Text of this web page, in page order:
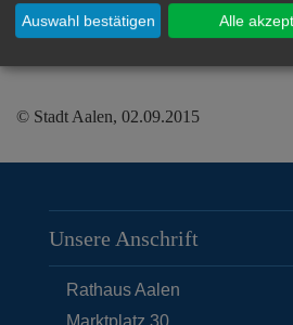
Landratsamt Ostalb
© Stadt Aalen, 02.09.2015
Unsere Anschrift
Rathaus Aalen
Marktplatz 30
Auswahl bestätigen Alle